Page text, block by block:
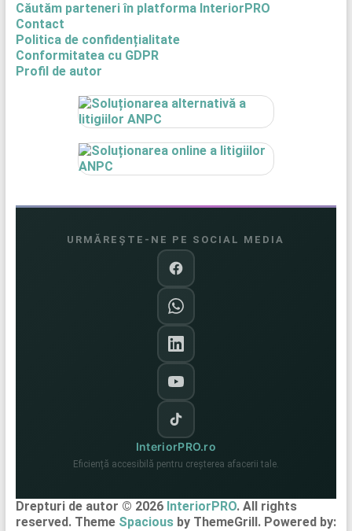
Căutăm parteneri în platforma InteriorPRO
Contact
Politica de confidențialitate
Conformitatea cu GDPR
Profil de autor
URMĂREȘTE-NE PE SOCIAL MEDIA
InteriorPRO.ro
Eficiență accesibilă pentru creșterea afacerii tale.
Drepturi de autor © 2026 InteriorPRO. All rights
reserved. Theme Spaciousby ThemeGrill. Powered by: